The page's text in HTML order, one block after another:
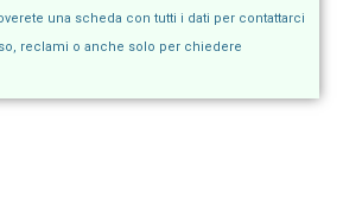
una scheda con tutti i dati per contattarci
reclami o anche solo per chiedere